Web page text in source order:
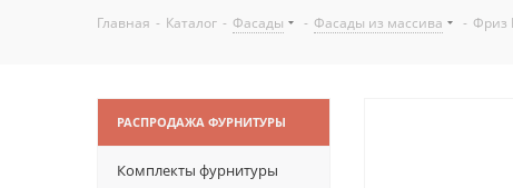
Главная - Каталог - Фасады - Фасады из массива - Фриз
РАСПРОДАЖА ФУРНИТУРЫ
Комплекты фурнитуры